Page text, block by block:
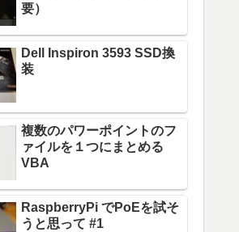
要）
Dell Inspiron 3593 SSD換
装
複数のパワーポイントのフ
ァイルを１つにまとめる
VBA
RaspberryPi でPoEを試そ
うと思って #1